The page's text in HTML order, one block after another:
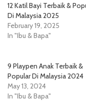
12 Katil Bayi Terbaik &
Di Malaysia 2025
February 19, 2025
In "Ibu & Bapa"
9 Playpen Anak Terbaik &
Popular Di Malaysia 2024
May 13, 2024
In "Ibu & Bapa"